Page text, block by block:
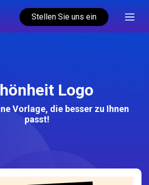
Stellen Sie uns ein
Logo
Vorlage, die besser zu Ihnen
passt!